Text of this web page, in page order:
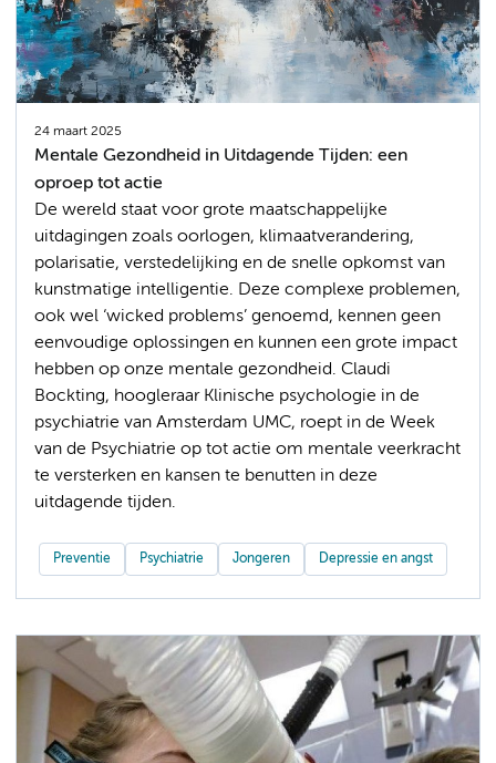
24 maart 2025
Mentale Gezondheid in Uitdagende Tijden: een
oproep tot actie
De wereld staat voor grote maatschappelijke
uitdagingen zoals oorlogen, klimaatverandering,
polarisatie, verstedelijking en de snelle opkomst van
kunstmatige intelligentie. Deze complexe problemen,
ook wel ‘wicked problems’ genoemd, kennen geen
eenvoudige oplossingen en kunnen een grote impact
hebben op onze mentale gezondheid. Claudi
Bockting, hoogleraar Klinische psychologie in de
psychiatrie van Amsterdam UMC, roept in de Week
van de Psychiatrie op tot actie om mentale veerkracht
te versterken en kansen te benutten in deze
uitdagende tijden.
Preventie Psychiatrie Jongeren Depressie en angst